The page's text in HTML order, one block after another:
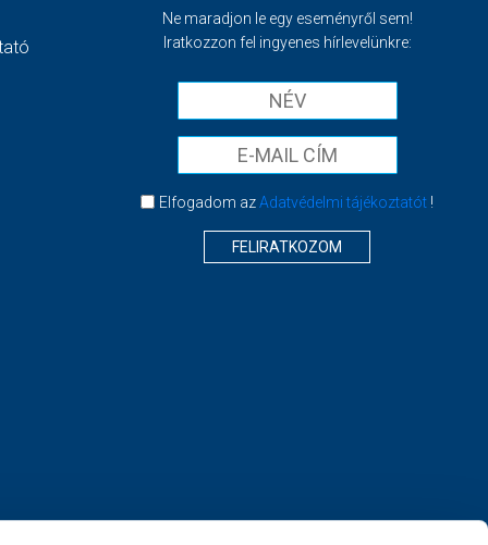
Ne maradjon le egy eseményről sem!
Iratkozzon fel ingyenes hírlevelünkre:
Elfogadom azAdatvédelmi tájékoztatót !
FELIRATKOZOM